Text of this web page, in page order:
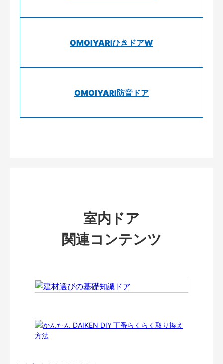
OMOIYARIひきドアW
OMOIYARI防音ドア
室内ドア
関連コンテンツ